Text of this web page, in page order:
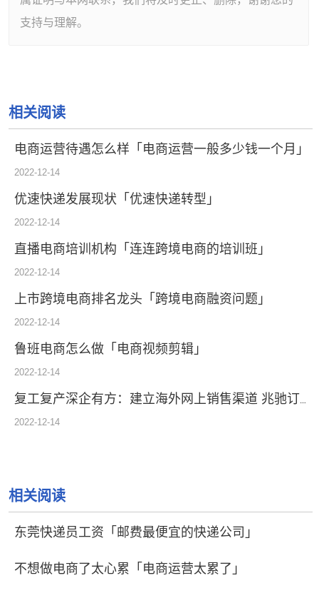
支持与理解。
相关阅读
电商运营待遇怎么样「电商运营一般多少钱一个月」
2022-12-14
优速快递发展现状「优速快递转型」
2022-12-14
直播电商培训机构「连连跨境电商的培训班」
2022-12-14
上市跨境电商排名龙头「跨境电商融资问题」
2022-12-14
鲁班电商怎么做「电商视频剪辑」
2022-12-14
2022-12-14
相关阅读
东莞快递员工资「邮费最便宜的快递公司」
不想做电商了太心累「电商运营太累了」